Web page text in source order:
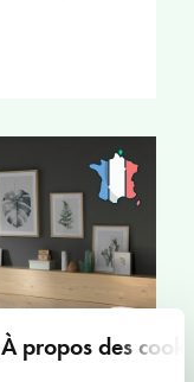
À propos des